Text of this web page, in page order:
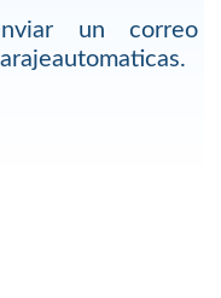
un correo